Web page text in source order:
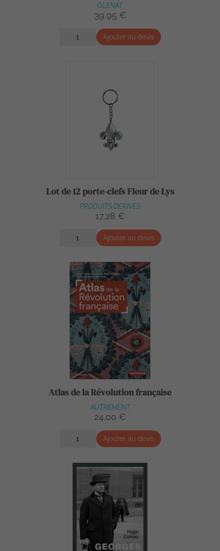
GLENAT
39,95 €
Ajouter au devis
Lot de 12 porte-clefs Fleur de Lys
PRODUITS DERIVES
17,28 €
Ajouter au devis
Atlas de la Révolution française
AUTREMENT
24,00 €
Ajouter au devis